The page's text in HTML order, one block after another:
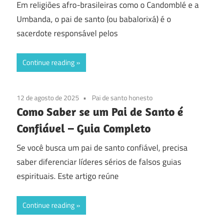
Em religiões afro-brasileiras como o Candomblé e a
Umbanda, o pai de santo (ou babalorixá) é o
sacerdote responsável pelos
Continue reading
12 de agosto de 2025 Pai de santo honesto
Como Saber se um Pai de Santo é
Confiável – Guia Completo
Se você busca um pai de santo confiável, precisa
saber diferenciar líderes sérios de falsos guias
espirituais. Este artigo reúne
Continue reading